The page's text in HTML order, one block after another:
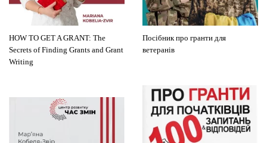
HOW TO GET A GRANT: The
Secrets of Finding Grants and Grant
Writing
Посібник про гранти для
ветеранів